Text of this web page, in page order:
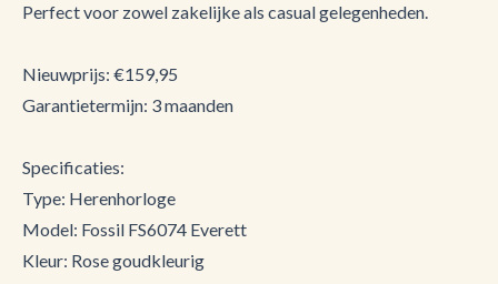
Perfect voor zowel zakelijke als casual gelegenheden.
Nieuwprijs: €159,95
Garantietermijn: 3 maanden
Specificaties:
Type: Herenhorloge
Model: Fossil FS6074 Everett
Kleur: Rose goudkleurig